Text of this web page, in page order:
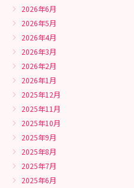
2026年6月
2026年5月
2026年4月
2026年3月
2026年2月
2026年1月
2025年12月
2025年11月
2025年10月
2025年9月
2025年8月
2025年7月
2025年6月